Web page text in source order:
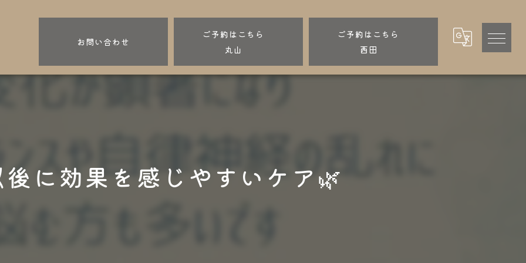
お問い合わせ
ご予約はこちら
丸山
ご予約はこちら
西田
に効果を感じやすいケア🌿